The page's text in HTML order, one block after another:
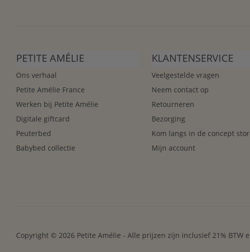
PETITE AMÉLIE
Ons verhaal
Petite Amélie France
Werken bij Petite Amélie
Digitale giftcard
Peuterbed
Babybed collectie
KLANTENSERVICE
Veelgestelde vragen
Neem contact op
Retourneren
Bezorging
Kom langs in de concept
Mijn account
Copyright © 2026 Petite Amélie - Alle prijzen zijn inclusief 21% BTW